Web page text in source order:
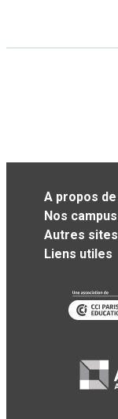
A propos de
Nos campus
Autres
Liens utiles